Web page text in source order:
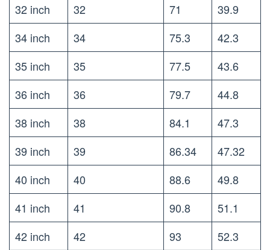
32 inch
32 71
39.9
34 inch
34 75.3
42.3
35 inch
35 77.5
43.6
36 inch
36 79.7
44.8
38 inch
38 84.1
47.3
39 inch
39 86.34
47.32
40 inch
40 88.6
49.8
41 inch
41 90.8
51.1
42 inch
42 93
52.3